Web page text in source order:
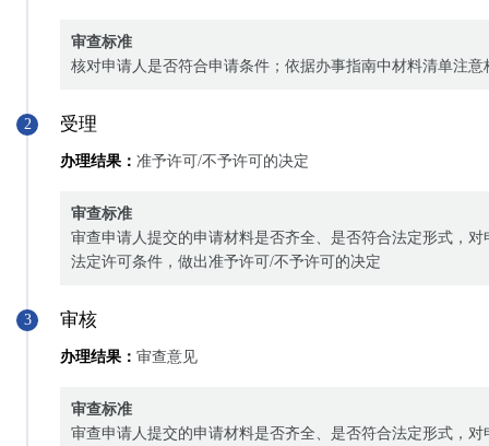
审查标准
核对申请人是否符合申请条件；依据办事指南中材料清单注
2 受理
办理结果： 准予许可/不予许可的决定
审查标准
审查申请人提交的申请材料是否齐全、是否符合法定形式，
法定许可条件，做出准予许可/不予许可的决定
3 审核
办理结果： 审查意见
审查标准
审查申请人提交的申请材料是否齐全、是否符合法定形式，